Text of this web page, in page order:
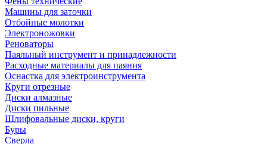
Машины для заточки
Отбойные молотки
Электроножовки
Реноваторы
Паяльный инструмент и принадлежности
Расходные материалы для паяния
Оснастка для электроинструмента
Круги отрезные
Диски алмазные
Диски пильные
Шлифовальные диски, круги
Буры
Сверла